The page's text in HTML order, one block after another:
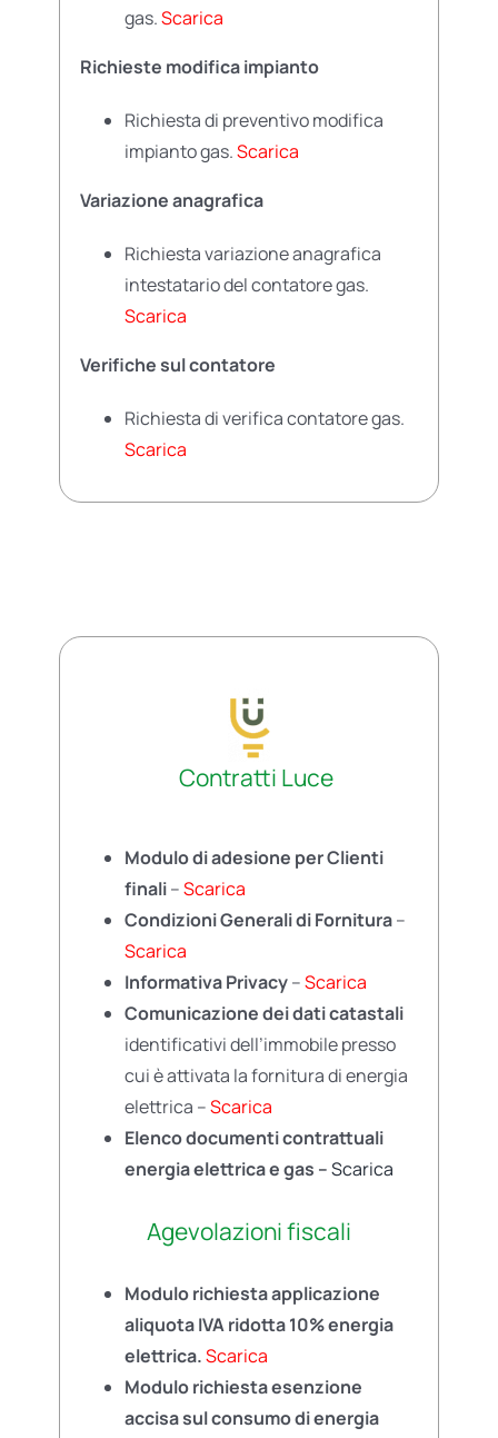
gas.Scarica
Richieste modifica impianto
Richiesta di preventivo modifica
impianto gas.Scarica
Variazione anagrafica
Richiesta variazione anagrafica
intestatario del contatore gas.
Scarica
Verifiche sul contatore
Richiesta di verifica contatore gas.
Scarica
Contratti Luce
Modulo di adesione per Clienti
finali–Scarica
Condizioni Generali di Fornitura–
Scarica
Informativa Privacy–Scarica
Comunicazione dei dati catastali
identificativi dell’immobile presso
cui è attivata la fornitura di energia
elettrica –Scarica
Elenco documenti contrattuali
energia elettrica e gas –Scarica
Agevolazioni fiscali
Modulo richiesta applicazione
aliquota IVA ridotta 10% energia
elettrica.Scarica
Modulo richiesta esenzione
accisa sul consumo di energia